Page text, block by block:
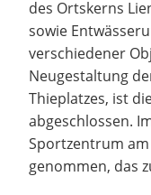
des Ortskerns
sowie
verschiedener
Neugestaltung
Thieplatzes, ist
abgeschlossen.
Sportzentrum
genommen, das